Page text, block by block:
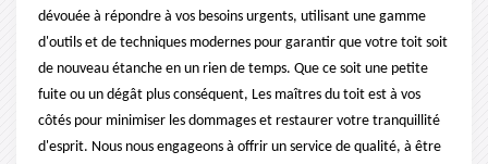
dévouée à répondre à vos besoins urgents, utilisant une gamme
d'outils et de techniques modernes pour garantir que votre toit soit
de nouveau étanche en un rien de temps. Que ce soit une petite
fuite ou un dégât plus conséquent, Les maîtres du toit est à vos
côtés pour minimiser les dommages et restaurer votre tranquillité
d'esprit. Nous nous engageons à offrir un service de qualité, à être